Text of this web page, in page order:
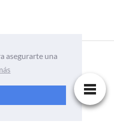
asegurarte una